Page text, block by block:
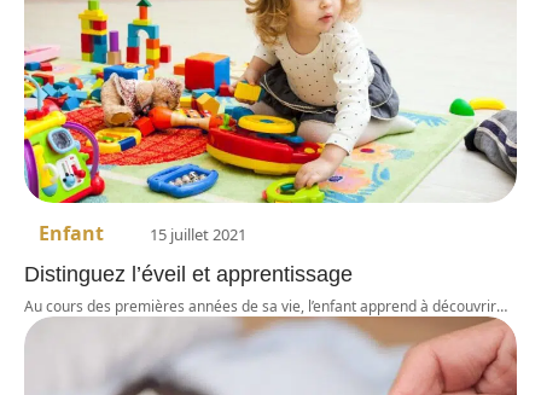
Enfant 15 juillet 2021
Distinguez l’éveil et apprentissage
Au cours des premières années de sa vie, l’enfant apprend à découvrir…